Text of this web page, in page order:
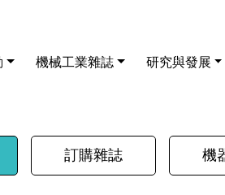
機械工業雜誌 研究與發展
訂購雜誌 機